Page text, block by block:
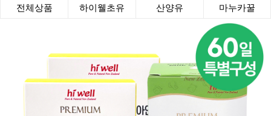
전체상품 하이웰초유 산양유 마누카꿀